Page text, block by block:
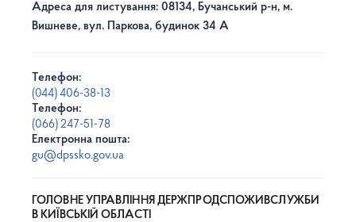
Адреса для листування: 08134, Бучанський р-н, м.
Вишневе, вул. Паркова, будинок 34 А
Телефон:
(044) 406-38-13
Телефон:
(066) 247-51-78
Електронна пошта:
gu@dpssko.gov.ua
ГОЛОВНЕ УПРАВЛІННЯ ДЕРЖПРОДСПОЖИВСЛУЖБИ
В КИЇВСЬКІЙ ОБЛАСТІ